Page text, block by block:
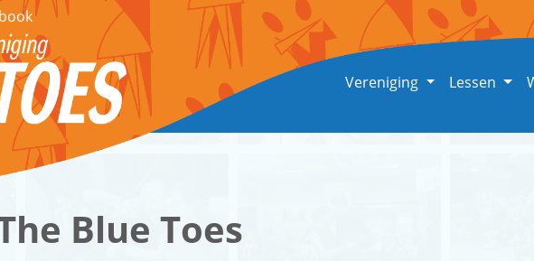
Vereniging Lessen
Blue Toes